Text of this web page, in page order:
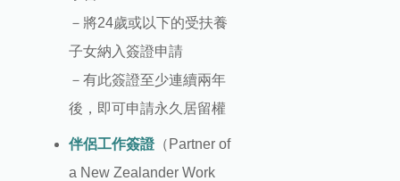
－將24歲或以下的受扶養
子女納入簽證申請
－有此簽證至少連續兩年
後，即可申請永久居留權
伴侶工作簽證（Partner of
a New Zealander Work